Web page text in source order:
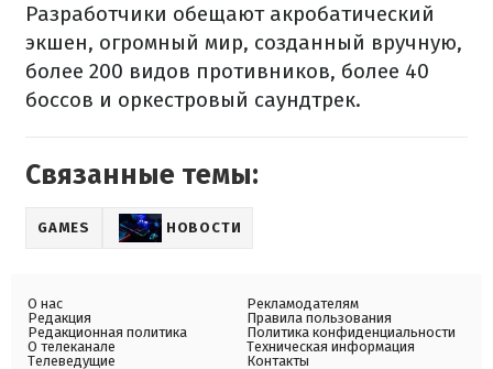
Разработчики обещают акробатический
экшен, огромный мир, созданный вручную,
более 200 видов противников, более 40
боссов и оркестровый саундтрек.
Связанные темы:
GAMES НОВОСТИ
О нас
Редакция
Редакционная политика
О телеканале
Телеведущие
Рекламодателям
Правила пользования
Политика конфиденциальности
Техническая информация
Контакты